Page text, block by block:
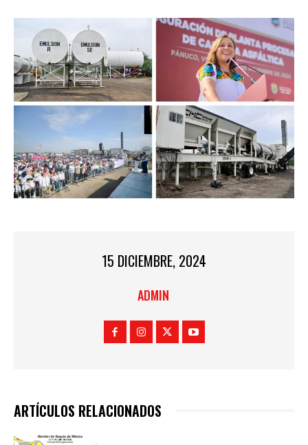
15 DICIEMBRE, 2024
ADMIN
ARTÍCULOS RELACIONADOS